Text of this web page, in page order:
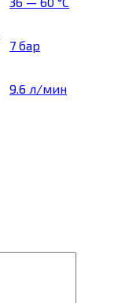
7 бар
9.6 л/мин